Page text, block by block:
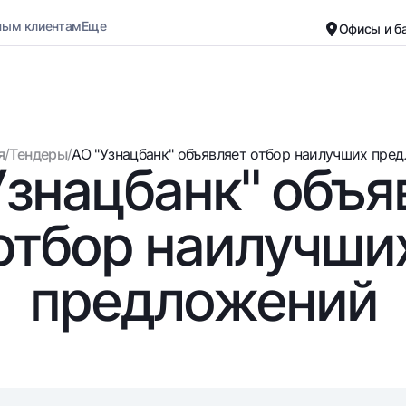
Вклады
Для всех
До востребования
Евро
Возможно все
До востребования USD
Карты
Бесплатные
Премиальные
UzCard/HUMO
Visa
клиентамЕще Офисы и
Черно-белая версия
Включить озвучивание
/Тендеры/АО "Узнацбанк" объявляет отбор наилучших
предложений